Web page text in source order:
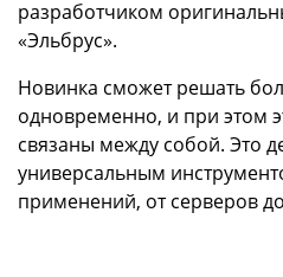
разработчиком
«Эльбрус».
Новинка сможет решать
одновременно, и при этом
связаны между собой. Это
универсальным
применений, от серверов